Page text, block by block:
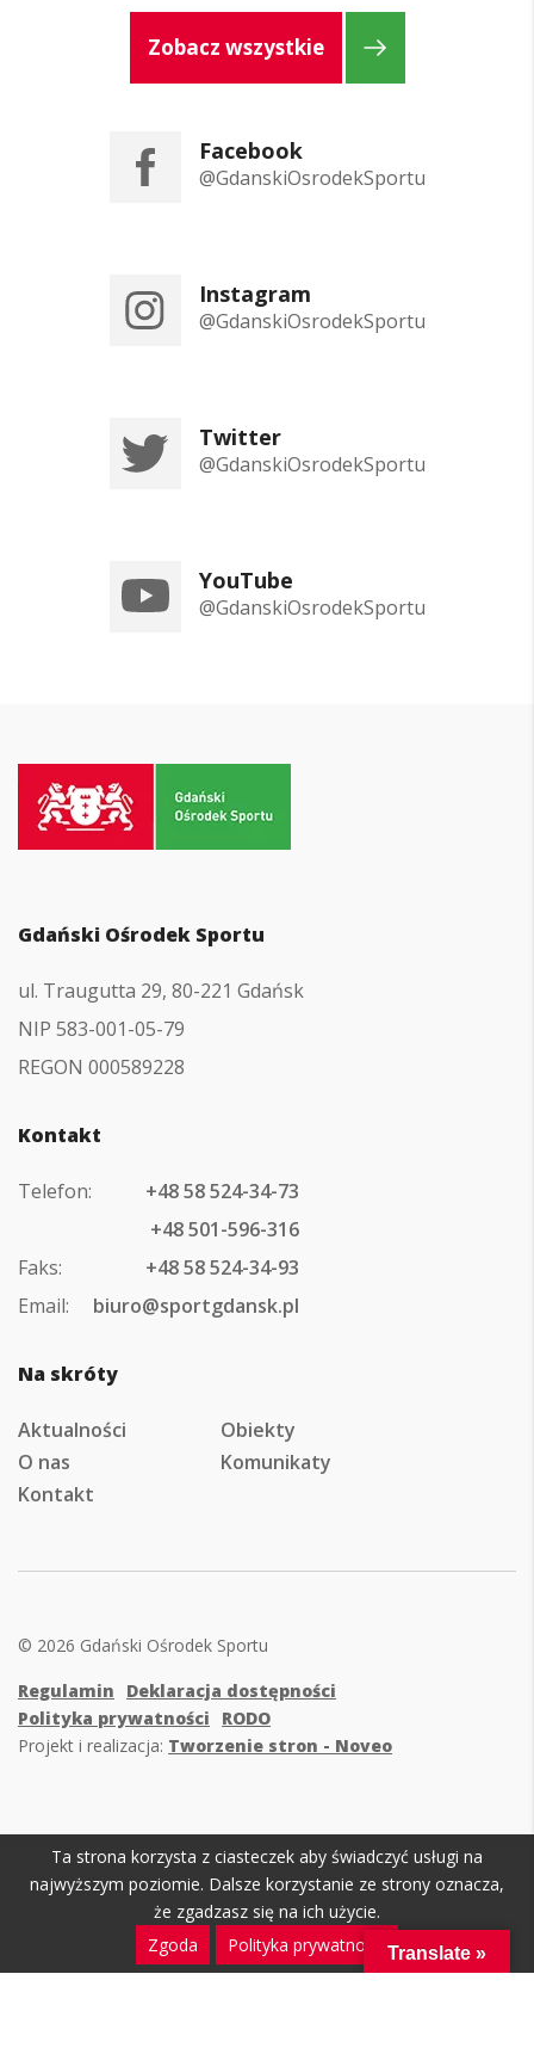
Zobacz wszystkie
Facebook
@GdanskiOsrodekSportu
Instagram
@GdanskiOsrodekSportu
Twitter
@GdanskiOsrodekSportu
YouTube
@GdanskiOsrodekSportu
strony
Gdański Ośrodek Sportu
ul. Traugutta 29, 80-221 Gdańsk
NIP 583-001-05-79
REGON 000589228
Kontakt
Telefon:
+48 58 524-34-73
+48 501-596-316
Faks:
+48 58 524-34-93
Email:
biuro@sportgdansk.pl
Na skróty
Aktualności
Obiekty
O nas
Komunikaty
Kontakt
© 2026 Gdański Ośrodek Sportu
Regulamin
Deklaracja dostępności
Polityka prywatności
RODO
Projekt i realizacja: Tworzenie stron - Noveo
Ta strona korzysta z ciasteczek aby świadczyć usługi na
najwyższym poziomie. Dalsze korzystanie ze strony oznacza,
że zgadzasz się na ich użycie.
Zgoda
Polityka prywatności Translate »